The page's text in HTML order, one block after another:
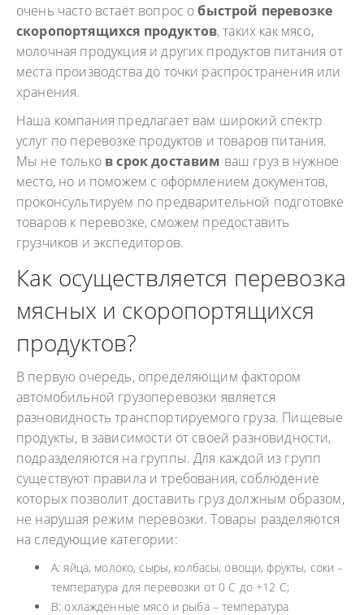
очень часто встаёт вопрос обыстрой перевозке
скоропортящихся продуктов, таких как мясо,
молочная продукция и других продуктов питания от
места производства до точки распространения или
хранения.
Наша компания предлагает вам широкий спектр
услуг по перевозке продуктов и товаров питания.
Мы не только в срок доставим ваш груз в нужное
место, но и поможем с оформлением документов,
проконсультируем по предварительной подготовке
товаров к перевозке, сможем предоставить
грузчиков и экспедиторов.
Как осуществляется перевозка
мясных и скоропортящихся
продуктов?
В первую очередь, определяющим фактором
автомобильной грузоперевозки является
разновидность транспортируемого груза. Пищевые
продукты, в зависимости от своей разновидности,
подразделяются на группы. Для каждой из групп
существуют правила и требования, соблюдение
которых позволит доставить груз должным образом,
не нарушая режим перевозки. Товары разделяются
на следующие категории:
А: яйца, молоко, сыры, колбасы, овощи, фрукты, соки –
температура для перевозки от 0 С до +12 С;
В: охлажденные мясо и рыба – температура